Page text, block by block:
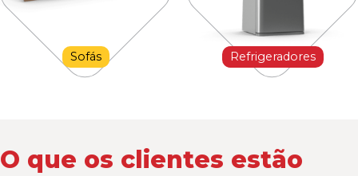
Sofás Refrigeradores
O que os clientes estão